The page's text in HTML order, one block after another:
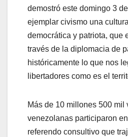
demostró este domingo 3
ejemplar civismo una
democrática y patriota, que
través de la diplomacia de
históricamente lo que nos
libertadores como es el
Más de 10 millones 500 mil
venezolanas participaron
referendo consultivo que